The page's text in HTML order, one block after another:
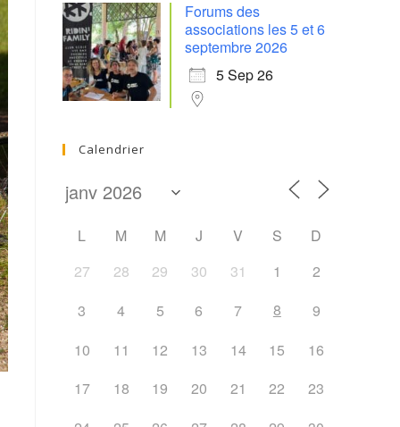
Forums des
associations les 5 et 6
septembre 2026
5 Sep 26
Calendrier
L M M J V S
D
27
28 29 30 31 1
2
3
4 5 6 7 8
9
10
11 12 13 14 15
16
17
18 19 20 21 22
23